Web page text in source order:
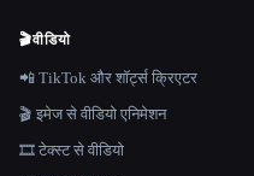
🎬वीडियो
📲 TikTok और शॉर्ट्स क्रिएटर
🎬 इमेज से वीडियो एनिमेशन
🎞️ टेक्स्ट से वीडियो